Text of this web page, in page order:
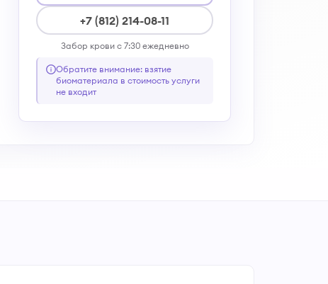
+7 (812) 214-08-11
Забор крови с 7:30 ежедневно
Обратите внимание: взятие
биоматериала в стоимость услуги
не входит